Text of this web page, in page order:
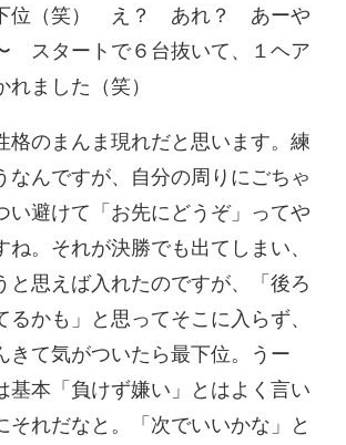
位（笑） え？ あれ？ あーや
スタートで６台抜いて、１ヘア
ました（笑）
格のまんま現れだと思います。練
なんですが、自分の周りにごちゃ
い避けて「お先にどうぞ」ってや
ね。それが決勝でも出てしまい、
と思えば入れたのですが、「後ろ
るかも」と思ってそこに入らず、
きて気がついたら最下位。うー
基本「負けず嫌い」とはよく言い
それだなと。「次でいいかな」と